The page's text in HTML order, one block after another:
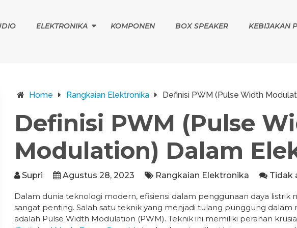
ELEKTRONIKA KOMPONEN BOX SPEAKER KEBIJAKAN
Home Rangkaian Elektronika Definisi PWM (Pulse Width
Definisi PWM (Pulse
Modulation) Dalam
Supri Agustus 28, 2023 Rangkaian Elektronika Tidak
Dalam dunia teknologi modern, efisiensi dalam penggunaan daya listrik
sangat penting. Salah satu teknik yang menjadi tulang punggung dalam
adalah Pulse Width Modulation (PWM). Teknik ini memiliki peranan